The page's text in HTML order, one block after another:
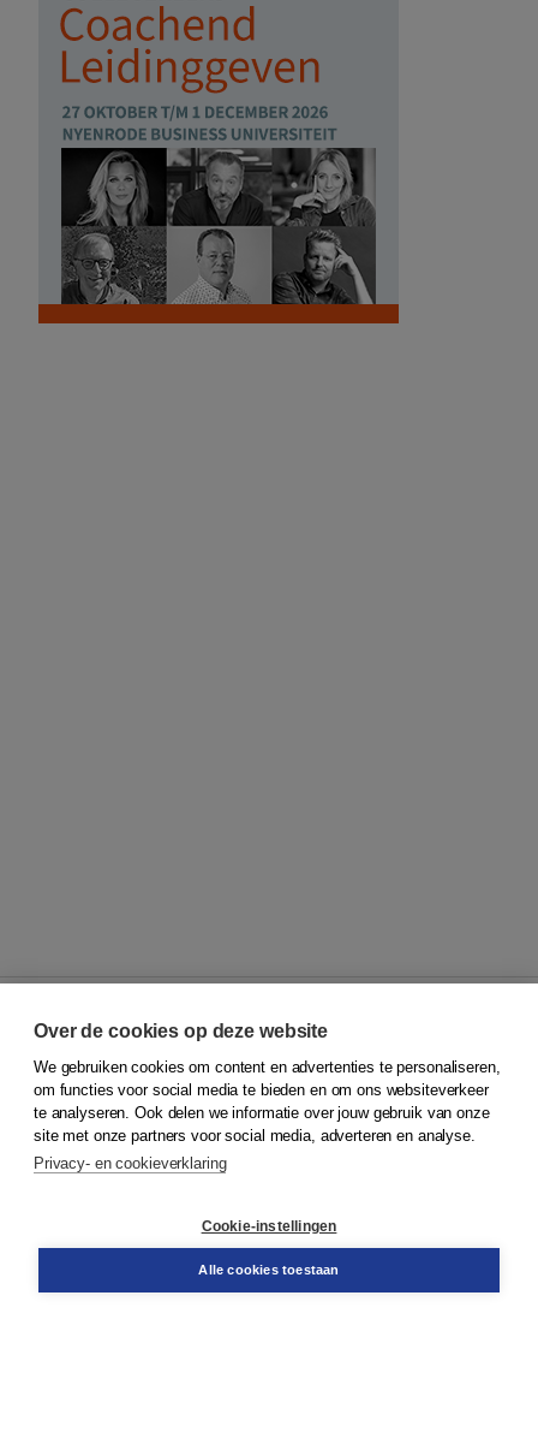
© 2026Koninklijke Boom uitgevers
Klantenservice
Service & informatie
Contact
Over de cookies op deze website
We gebruiken cookies om content en advertenties te personaliseren,
om functies voor social media te bieden en om ons websiteverkeer
te analyseren. Ook delen we informatie over jouw gebruik van onze
site met onze partners voor social media, adverteren en analyse.
Privacy- en cookieverklaring
Cookie-instellingen
Alle cookies toestaan